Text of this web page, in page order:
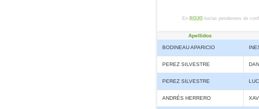
En ROJOlos/as pendientes de
Apellidos
BODINEAU APARICIO
PEREZ SILVESTRE
PEREZ SILVESTRE
ANDRÉS HERRERO